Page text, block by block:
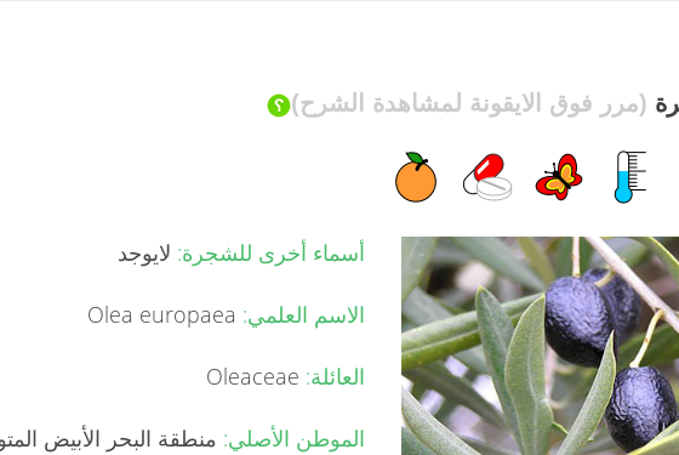
(مرر فوق الايقونة لمشاهدة الشرح)
أسماء أخرى للشجرة: لايوجد
الاسم العلمي:
العائلة:
الموطن الأصلي: منطقة البحر الأبيض